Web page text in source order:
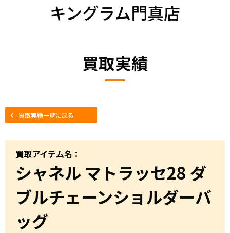
キングラム門真店
買取実績
買取実績一覧に戻る
買取アイテム名：
シャネル マトラッセ28 ダ
ブルチェーンショルダーバ
ッグ